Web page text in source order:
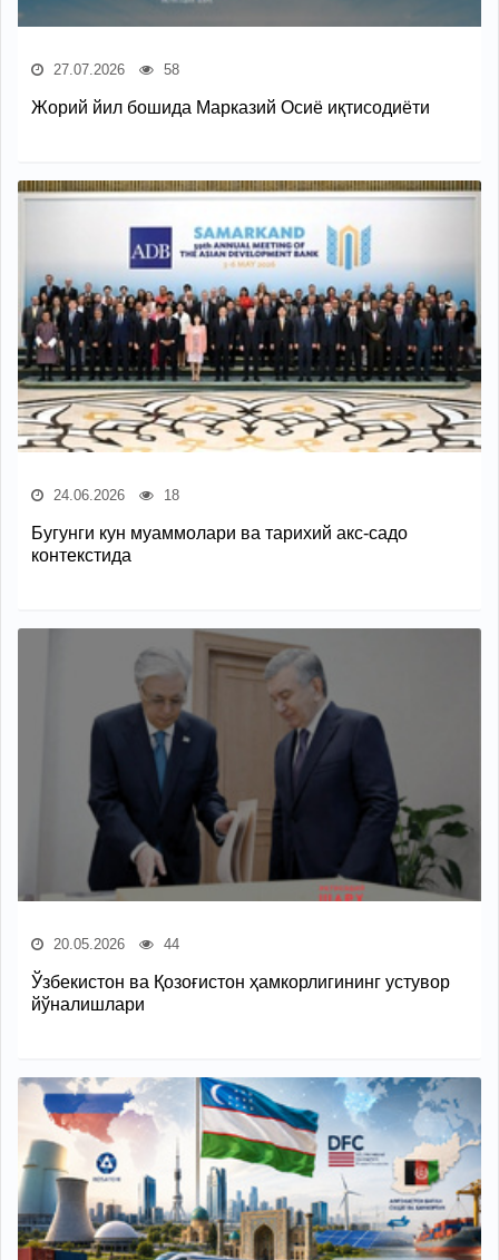
27.07.2026 58
Жорий йил бошида Марказий Осиё иқтисодиёти
24.06.2026 18
Бугунги кун муаммолари ва тарихий акс-садо
контекстида
20.05.2026 44
Ўзбекистон ва Қозоғистон ҳамкорлигининг устувор
йўналишлари